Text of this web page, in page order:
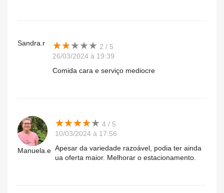
Sandra.r ★★★★★
★★★★★ 2 / 5
26/03/2024 à 19:39
Comida cara e serviço mediocre
Manuela.e
★★★★★
★★★★★ 4 / 5
10/03/2024 à 17:56
Apesar da variedade razoável, podia ter ainda
ua oferta maior. Melhorar o estacionamento.